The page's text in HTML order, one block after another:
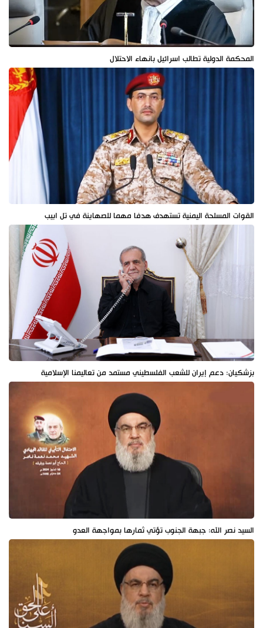
المحكمة الدولية تطالب اسرائيل بانهاء الاحتلال
القوات المسلحة اليمنية تستهدف هدفا مهما للصهاينة في تل ابيب
بزشكيان: دعم إيران للشعب الفلسطيني مستمد من تعاليمنا الإسلامية
السيد نصر الله: جبهة الجنوب تؤتي ثمارها بمواجهة العدو